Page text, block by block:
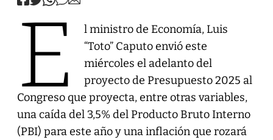
E
l ministro de Economía, Luis
“Toto” Caputo envió este
miércoles el adelanto del
proyecto de Presupuesto 2025 al
Congreso que proyecta, entre otras variables,
una caída del 3,5% del Producto Bruto Interno
(PBI) para este año y una inflación que rozará